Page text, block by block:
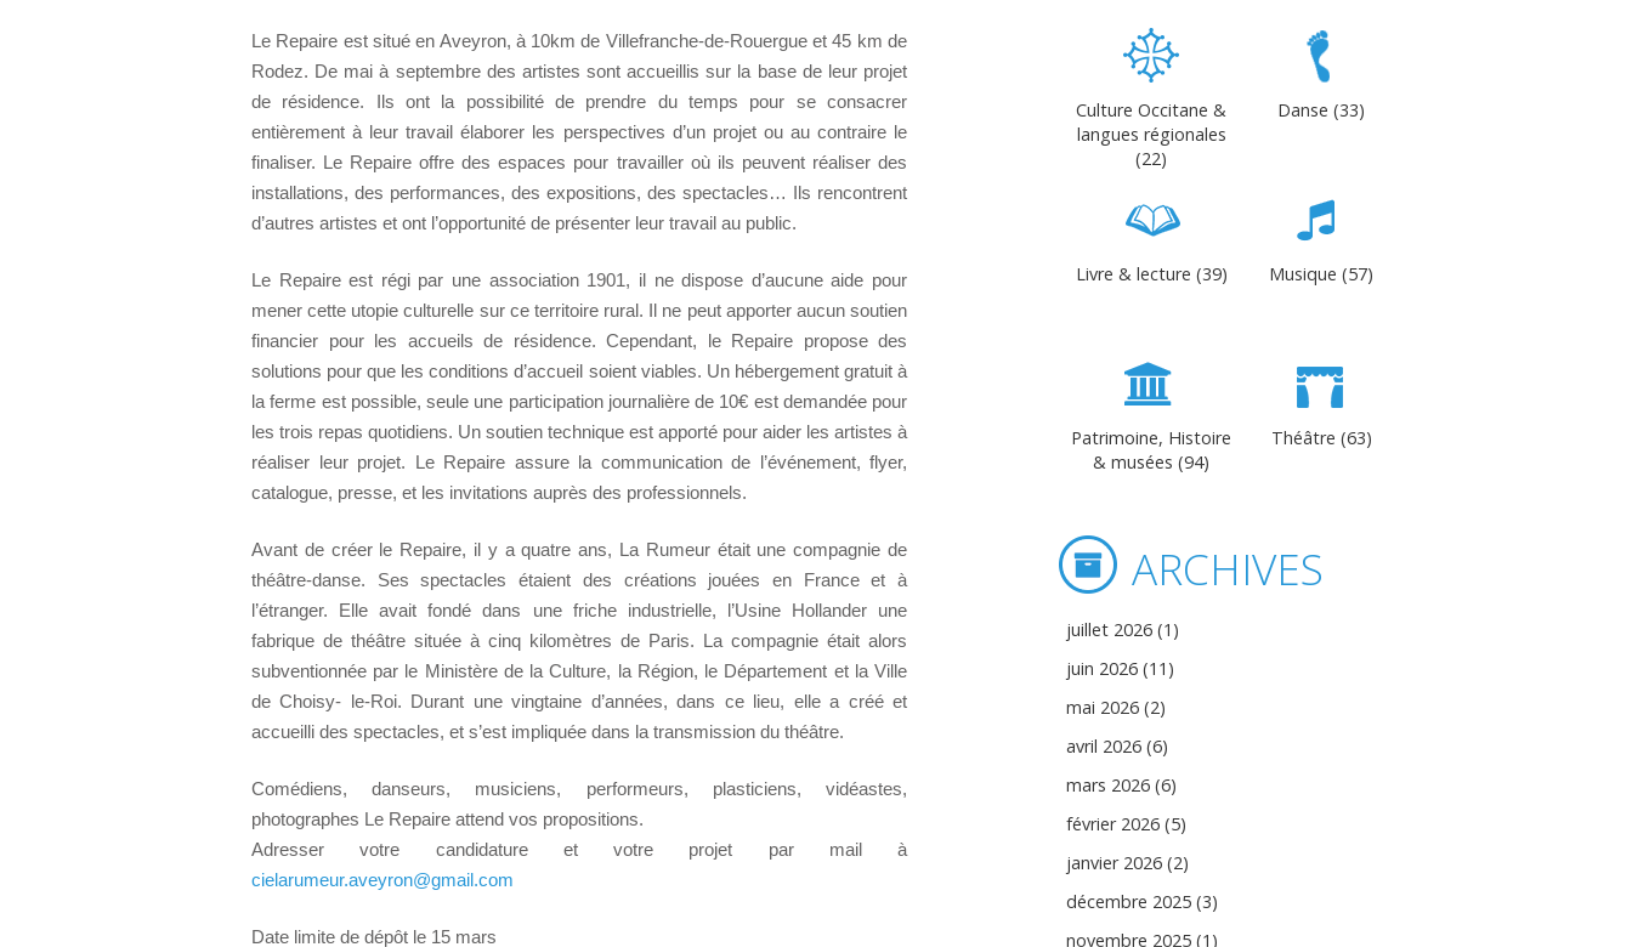
Le Repaire est situé en Aveyron, à 10km de Villefranche-de-Rouergue et 45 km de
Rodez. De mai à septembre des artistes sont accueillis sur la base de leur projet
de résidence. Ils ont la possibilité de prendre du temps pour se consacrer
entièrement à leur travail élaborer les perspectives d’un projet ou au contraire le
finaliser. Le Repaire offre des espaces pour travailler où ils peuvent réaliser des
installations, des performances, des expositions, des spectacles… Ils rencontrent
d’autres artistes et ont l’opportunité de présenter leur travail au public.
Le Repaire est régi par une association 1901, il ne dispose d’aucune aide pour
mener cette utopie culturelle sur ce territoire rural. Il ne peut apporter aucun soutien
financier pour les accueils de résidence. Cependant, le Repaire propose des
solutions pour que les conditions d’accueil soient viables. Un hébergement gratuit à
la ferme est possible, seule une participation journalière de 10€ est demandée pour
les trois repas quotidiens. Un soutien technique est apporté pour aider les artistes à
réaliser leur projet. Le Repaire assure la communication de l’événement, flyer,
catalogue, presse, et les invitations auprès des professionnels.
Avant de créer le Repaire, il y a quatre ans, La Rumeur était une compagnie de
théâtre-danse. Ses spectacles étaient des créations jouées en France et à
l’étranger. Elle avait fondé dans une friche industrielle, l’Usine Hollander une
fabrique de théâtre située à cinq kilomètres de Paris. La compagnie était alors
subventionnée par le Ministère de la Culture, la Région, le Département et la Ville
de Choisy- le-Roi. Durant une vingtaine d’années, dans ce lieu, elle a créé et
accueilli des spectacles, et s’est impliquée dans la transmission du théâtre.
Comédiens, danseurs, musiciens, performeurs, plasticiens, vidéastes,
photographes Le Repaire attend vos propositions.
Adresser votre candidature et votre projet par mail à
cielarumeur.aveyron@gmail.com
Date limite de dépôt le 15 mars
Culture Occitane &
langues régionales
(22)
Danse (33)
Livre & lecture (39) Musique (57)
Patrimoine, Histoire
& musées (94)
Théâtre (63)
ARCHIVES
juillet 2026 (1)
juin 2026 (11)
mai 2026 (2)
avril 2026 (6)
mars 2026 (6)
février 2026 (5)
janvier 2026 (2)
décembre 2025 (3)
novembre 2025 (1)